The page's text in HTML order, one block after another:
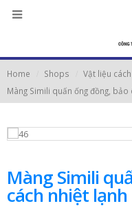
Home Shops
Vật liệu
Màng Simili quấn ống đồng,
Màng Simili
cách nhiệt lạnh